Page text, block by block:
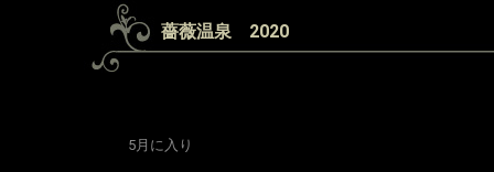
薔薇温泉 2020
5月に入り